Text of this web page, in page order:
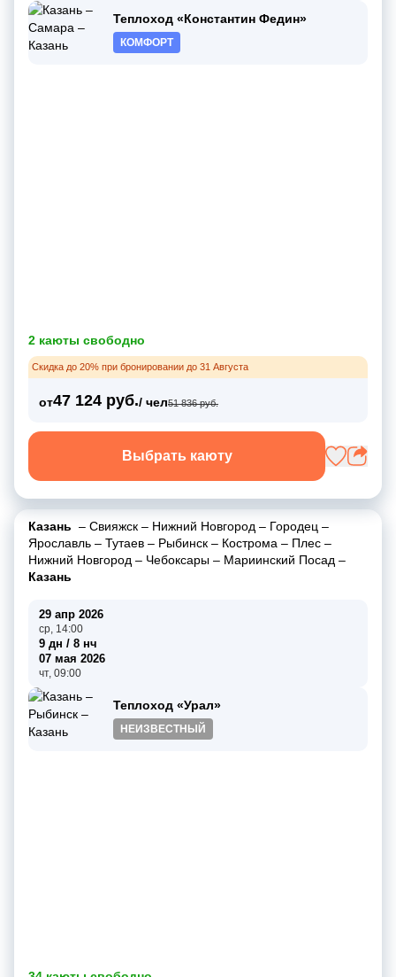
Теплоход «Константин Федин»
КОМФОРТ
2 каюты свободно
Скидка до 20% при бронировании до 31 Августа
от47 124 руб./ чел51 836 руб.
Выбрать каюту
Казань – Свияжск – Нижний Новгород – Городец –
Ярославль – Тутаев – Рыбинск – Кострома – Плес –
Нижний Новгород – Чебоксары – Мариинский Посад –
Казань
29 апр 2026
ср, 14:00
9 дн / 8 нч
07 мая 2026
чт, 09:00
Теплоход «Урал»
НЕИЗВЕСТНЫЙ